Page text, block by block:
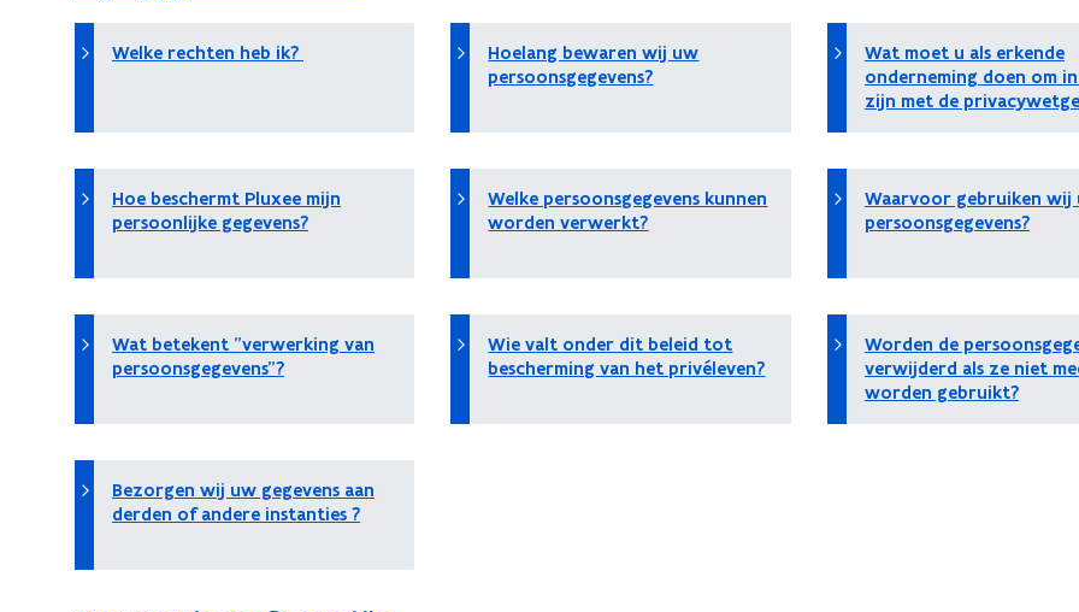
Welke rechten heb ik?
Hoelang bewaren wij uw
persoonsgegevens?
Wat moet u als erkende
onderneming doen om
zijn met de
Hoe beschermt Pluxee mijn
persoonlijke gegevens?
Welke persoonsgegevens kunnen
worden verwerkt?
Waarvoor gebruiken wij
persoonsgegevens?
Wat betekent "verwerking van
persoonsgegevens"?
Wie valt onder dit beleid tot
bescherming van het privéleven?
Worden de
verwijderd als ze niet
worden gebruikt?
Bezorgen wij uw gegevens aan
derden of andere instanties ?